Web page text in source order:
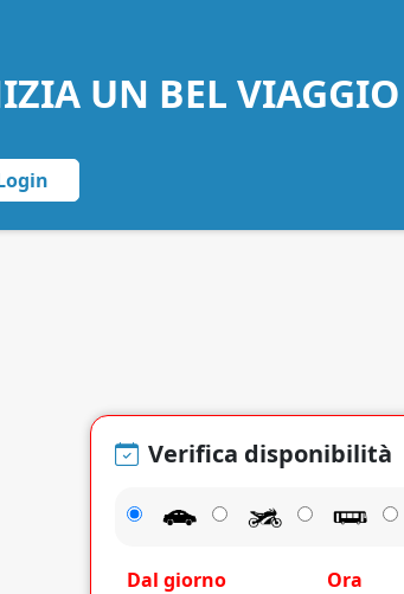
UN BEL VIAGGIO
Verifica disponibilità
Dal giorno Ora